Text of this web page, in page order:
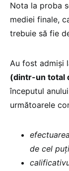
Nota la proba
mediei finale,
trebuie să fie
Au fost admiși
(dintr-un total
începutul
următoarele
de cel